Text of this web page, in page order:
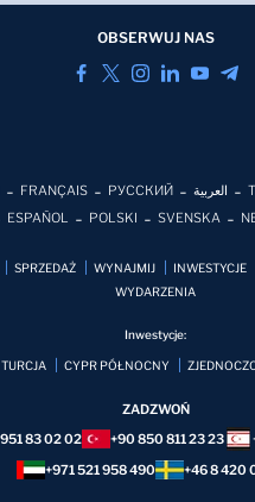
OBSERWUJ NAS
FRANÇAIS РУССКИЙ العربية
ESPAÑOL POLSKI SVENSKA
SPRZEDAŻ WYNAJMIJ INWESTYCJE
WYDARZENIA
Inwestycje:
TURCJA CYPR PÓŁNOCNY
ZADZWOŃ
83 02 02
+90 850 811 23 23
+971 521 958 490
+46 8 420